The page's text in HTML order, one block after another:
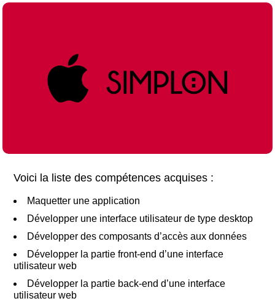
Voici la liste des compétences acquises :
Maquetter une application
Développer une interface utilisateur de type desktop
Développer des composants d’accès aux données
Développer la partie front-end d’une interface
utilisateur web
Développer la partie back-end d’une interface
utilisateur web